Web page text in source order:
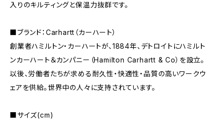
入りのキルティングと保温力抜群です。
■ブランド：Carhartt（カーハート）
創業者ハミルトン・カーハートが、1884年、デトロイトにハミルト
ンカーハート＆カンパニー（Hamilton Carhartt & Co）を設立。
以後、労働者たちが求める耐久性・快適性・品質の高いワークウ
ェアを供給。世界中の人々に支持されています。
■サイズ(cm)